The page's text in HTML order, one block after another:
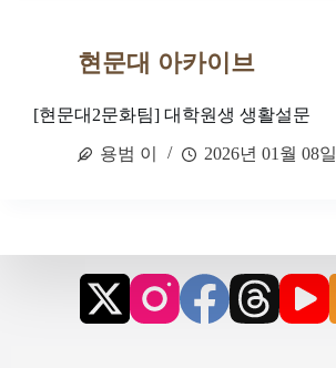
현문대 아카이브
[현문대2문화팀] 대학원생 생활설문
용범 이 2026년 01월 08일